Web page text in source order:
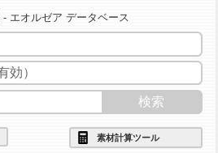
- エオルゼア データベース
素材計算ツール